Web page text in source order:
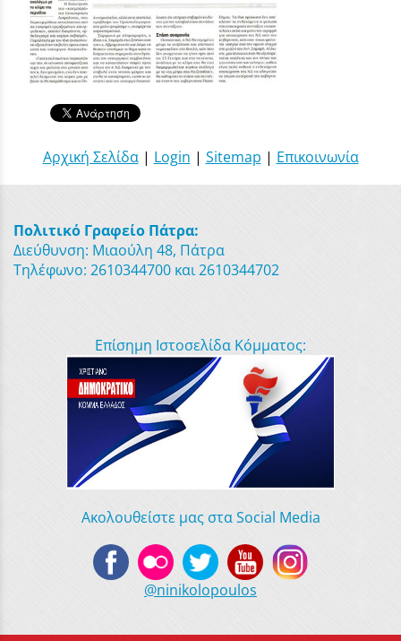
Αρχική Σελίδα| Login | Sitemap | Επικοινωνία
Πολιτικό Γραφείο Πάτρα:
Διεύθυνση: Μιαούλη 48, Πάτρα
Τηλέφωνο: 2610344700 και 2610344702
Επίσημη Ιστοσελίδα Κόμματος:
Ακολουθείστε μας στα Social Media
@ninikolopoulos